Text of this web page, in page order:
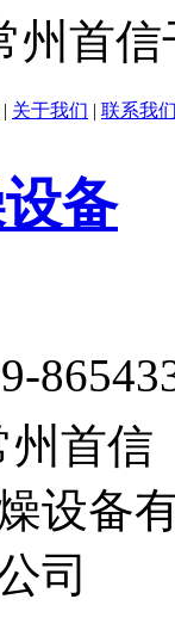
州首
| 关于我们 | 联系我